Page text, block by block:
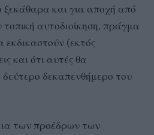
και για αποχή από
αυτοδιοίκηση, πράγμα
εκδικαστούν (εκτός
και ότι αυτές θα
δεύτερο δεκαπενθήμερο του
των προέδρων των